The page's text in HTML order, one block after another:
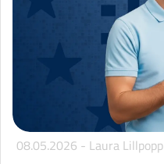
08.05.2026 - Laura Lillpopp